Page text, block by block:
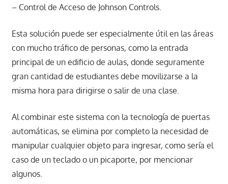
– Control de Acceso de Johnson Controls.
Esta solución puede ser especialmente útil en las áreas
con mucho tráfico de personas, como la entrada
principal de un edificio de aulas, donde seguramente
gran cantidad de estudiantes debe movilizarse a la
misma hora para dirigirse o salir de una clase.
Al combinar este sistema con la tecnología de puertas
automáticas, se elimina por completo la necesidad de
manipular cualquier objeto para ingresar, como sería el
caso de un teclado o un picaporte, por mencionar
algunos.